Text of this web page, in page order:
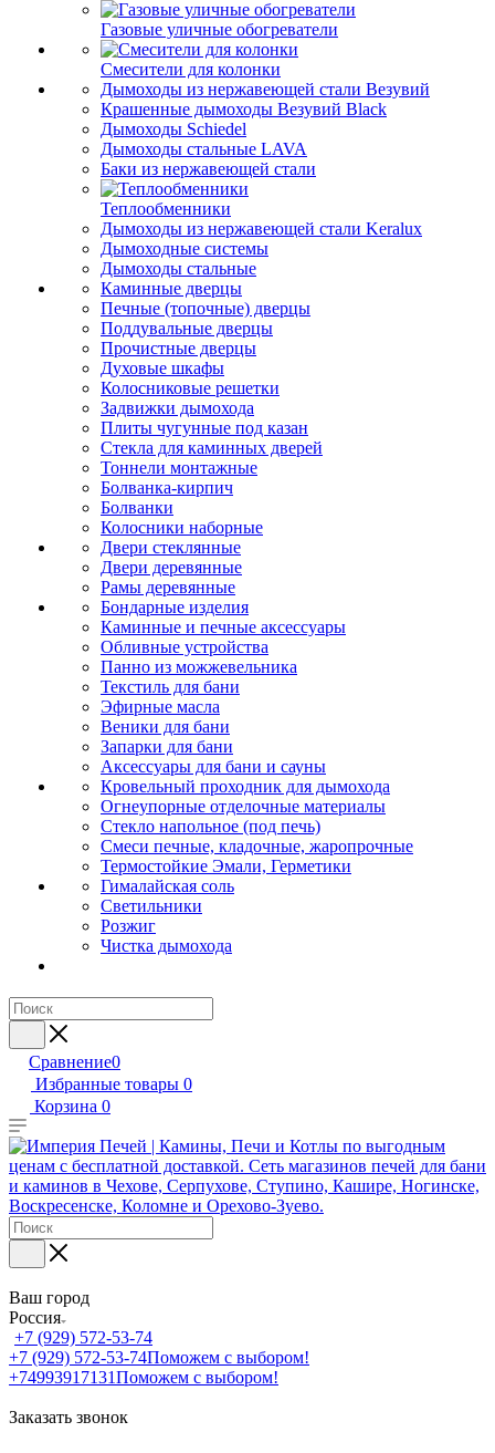
Газовые уличные обогреватели
Смесители для колонки
Дымоходы из нержавеющей стали Везувий
Крашенные дымоходы Везувий Black
Дымоходы Schiedel
Дымоходы стальные LAVA
Баки из нержавеющей стали
Теплообменники
Дымоходы из нержавеющей стали Keralux
Дымоходные системы
Дымоходы стальные
Каминные дверцы
Печные (топочные) дверцы
Поддувальные дверцы
Прочистные дверцы
Духовые шкафы
Колосниковые решетки
Задвижки дымохода
Плиты чугунные под казан
Стекла для каминных дверей
Тоннели монтажные
Болванка-кирпич
Болванки
Колосники наборные
Двери стеклянные
Двери деревянные
Рамы деревянные
Бондарные изделия
Каминные и печные аксессуары
Обливные устройства
Панно из можжевельника
Текстиль для бани
Эфирные масла
Веники для бани
Запарки для бани
Аксессуары для бани и сауны
Кровельный проходник для дымохода
Огнеупорные отделочные материалы
Стекло напольное (под печь)
Смеси печные, кладочные, жаропрочные
Термостойкие Эмали, Герметики
Гималайская соль
Светильники
Розжиг
Чистка дымохода
Сравнение0
Избранные товары 0
Корзина 0
Ваш город
Россия
+7 (929) 572-53-74
+7 (929) 572-53-74Поможем с выбором!
+74993917131Поможем с выбором!
Заказать звонок